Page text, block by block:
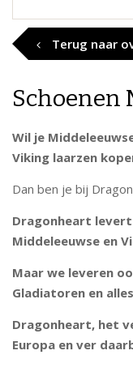
Terug naar
Schoenen
Wil je
Viking laarzen
Dan ben je bij
Dragonheart
Middeleeuwse en
Maar we leveren
Gladiatoren en
Dragonheart, het
Europa en ver